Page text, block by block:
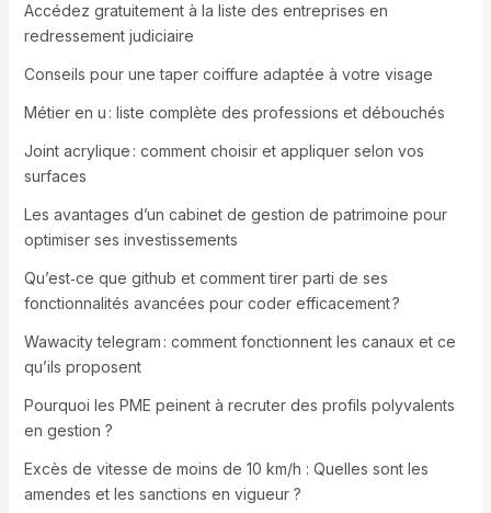
Accédez gratuitement à la liste des entreprises en
redressement judiciaire
Conseils pour une taper coiffure adaptée à votre visage
Métier en u : liste complète des professions et débouchés
Joint acrylique : comment choisir et appliquer selon vos
surfaces
Les avantages d’un cabinet de gestion de patrimoine pour
optimiser ses investissements
Qu’est‑ce que github et comment tirer parti de ses
fonctionnalités avancées pour coder efficacement ?
Wawacity telegram : comment fonctionnent les canaux et ce
qu’ils proposent
Pourquoi les PME peinent à recruter des profils polyvalents
en gestion ?
Excès de vitesse de moins de 10 km/h : Quelles sont les
amendes et les sanctions en vigueur ?